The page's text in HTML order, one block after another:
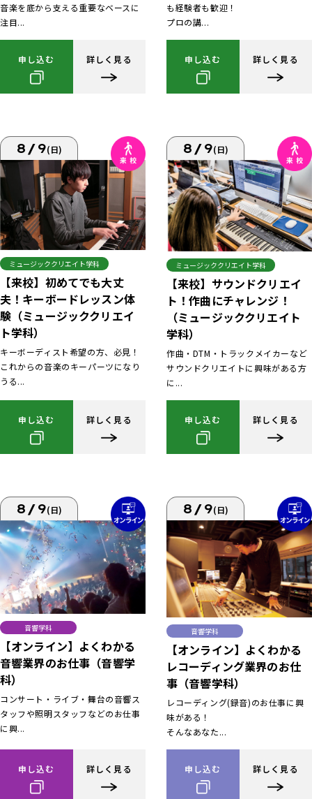
音楽を底から支える重要なベースに
注目...
申し込む 詳しく見る
も経験者も歓迎！
プロの講...
申し込む 詳しく見る
8/9(日)
ミュージッククリエイト学科
【来校】初めてでも大丈
夫！キーボードレッスン体
験（ミュージッククリエイ
ト学科）
キーボーディスト希望の方、必見！
これからの音楽のキーパーツになり
うる...
申し込む 詳しく見る
8/9(日)
ミュージッククリエイト学科
【来校】サウンドクリエイ
ト！作曲にチャレンジ！
（ミュージッククリエイト
学科）
作曲・DTM・トラックメイカーなど
サウンドクリエイトに興味がある方
に...
申し込む 詳しく見る
8/9(日)
音響学科
【オンライン】よくわかる
音響業界のお仕事（音響学
科）
コンサート・ライブ・舞台の音響ス
タッフや照明スタッフなどのお仕事
に興...
申し込む 詳しく見る
8/9(日)
音響学科
【オンライン】よくわかる
レコーディング業界のお仕
事（音響学科）
レコーディング(録音)のお仕事に興
味がある！
そんなあなた...
申し込む 詳しく見る